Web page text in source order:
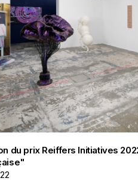
du prix Reiffers Initiatives 2022